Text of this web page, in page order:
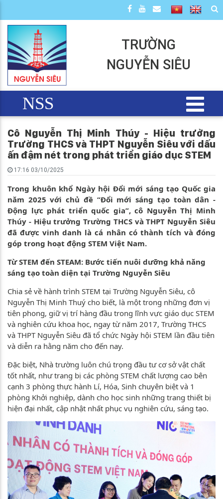
TRƯỜNG
NGUYỄN SIÊU
NSS
Cô Nguyễn Thị Minh Thúy - Hiệu trưởng
Trường THCS và THPT Nguyễn Siêu với dấu
ấn đậm nét trong phát triển giáo dục STEM
17:16 03/10/2025
Trong khuôn khổ Ngày hội Đổi mới sáng tạo Quốc gia
năm 2025 với chủ đề “Đổi mới sáng tạo toàn dân -
Động lực phát triển quốc gia”, cô Nguyễn Thị Minh
Thúy - Hiệu trưởng Trường THCS và THPT Nguyễn Siêu
đã được vinh danh là cá nhân có thành tích và đóng
góp trong hoạt động STEM Việt Nam.
Từ STEM đến STEAM: Bước tiến nuôi dưỡng khả năng
sáng tạo toàn diện tại Trường Nguyễn Siêu
Chia sẻ về hành trình STEM tại Trường Nguyễn Siêu, cô
Nguyễn Thị Minh Thuý cho biết, là một trong những đơn vị
tiên phong, giữ vị trí hàng đầu trong lĩnh vực giáo dục STEM
và nghiên cứu khoa học, ngay từ năm 2017, Trường THCS
và THPT Nguyễn Siêu đã tổ chức Ngày hội STEM lần đầu tiên
và diễn ra hằng năm cho đến nay.
Đặc biệt, Nhà trường luôn chú trọng đầu tư cơ sở vật chất
tốt nhất, như trang bị các phòng STEM chất lượng cao bên
cạnh 3 phòng thực hành Lí, Hóa, Sinh chuyên biệt và 1
phòng Khởi nghiệp, dành cho học sinh những trang thiết bị
hiện đại nhất, cập nhật nhất phục vụ nghiên cứu, sáng tạo.